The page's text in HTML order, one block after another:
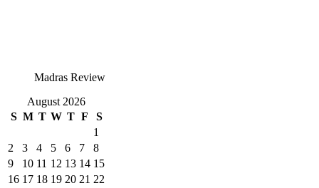
Madras Review
August 2026
S M T W T F
S
1
2
3 4 5 6 7
8
9
10 11 12 13 14 15
16 17 18 19 20 21 22